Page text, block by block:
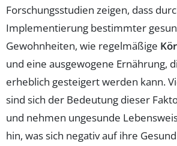
Forschungsstudien zeigen, dass
Implementierung bestimmter
Gewohnheiten, wie regelmäßige
und eine ausgewogene Ernährung,
erheblich gesteigert werden kann.
sind sich der Bedeutung dieser
und nehmen ungesunde
hin, was sich negativ auf ihre